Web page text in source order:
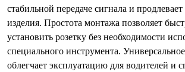
стабильной передаче сигнала и
изделия. Простота монтажа позволяет
установить розетку без необходимости
специального инструмента.
облегчает эксплуатацию для водителей и